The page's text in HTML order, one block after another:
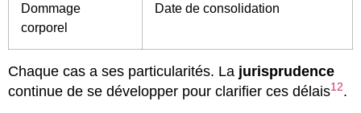
Dommage
corporel
Date de consolidation
Chaque cas a ses particularités. La jurisprudence
continue de se développer pour clarifier ces délais12.